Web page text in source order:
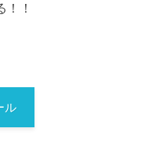
！
ル